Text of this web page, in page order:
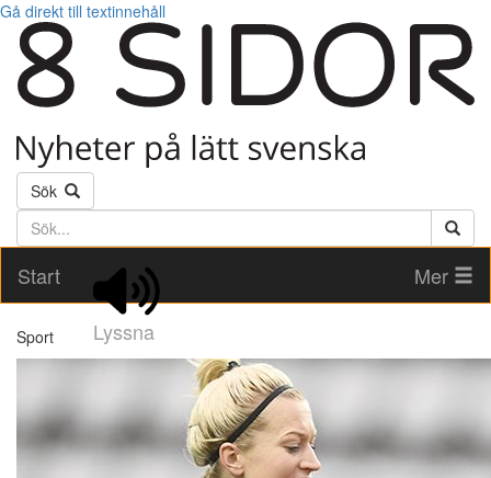
Gå direkt till textinnehåll
Sök
Söktext
Start
Lyssna
Mer
Sport